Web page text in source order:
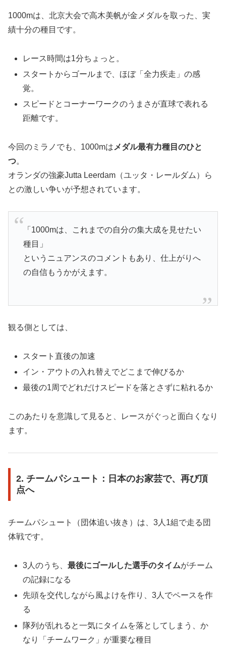
1000mは、北京大会で高木美帆が金メダルを取った、実
績十分の種目です。
レース時間は1分ちょっと。
スタートからゴールまで、ほぼ「全力疾走」の感
覚。
スピードとコーナーワークのうまさが直球で表れる
距離です。
今回のミラノでも、1000mは メダル最有力種目のひと
つ。
オランダの強豪Jutta Leerdam（ユッタ・レールダム）ら
との激しい争いが予想されています。
「1000mは、これまでの自分の集大成を見せたい
種目」
というニュアンスのコメントもあり、仕上がりへ
の自信もうかがえます。
観る側としては、
スタート直後の加速
イン・アウトの入れ替えでどこまで伸びるか
最後の1周でどれだけスピードを落とさずに粘れるか
このあたりを意識して見ると、レースがぐっと面白くなり
ます。
2. チームパシュート：日本のお家芸で、再び頂
点へ
チームパシュート（団体追い抜き）は、3人1組で走る団
体戦です。
3人のうち、最後にゴールした選手のタイムがチーム
の記録になる
先頭を交代しながら風よけを作り、3人でペースを作
る
隊列が乱れると一気にタイムを落としてしまう、か
なり「チームワーク」が重要な種目